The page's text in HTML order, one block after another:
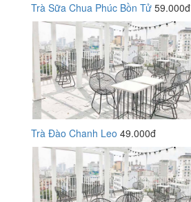
Trà Sữa Chua Phúc Bồn Tử 59.000đ
Trà Đào Chanh Leo 49.000đ